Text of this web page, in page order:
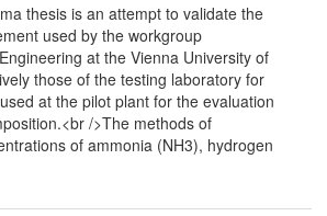
thesis is an attempt to validate the
used by the workgroup
at the Vienna University of
those of the testing laboratory for
at the pilot plant for the evaluation
/>The methods of
of ammonia (NH3), hydrogen